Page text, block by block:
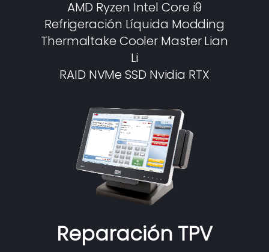
AMD Ryzen Intel Core i9
Refrigeración Líquida Modding
Thermaltake Cooler Master Lian
Li
RAID NVMe SSD Nvidia RTX
Reparación TPV